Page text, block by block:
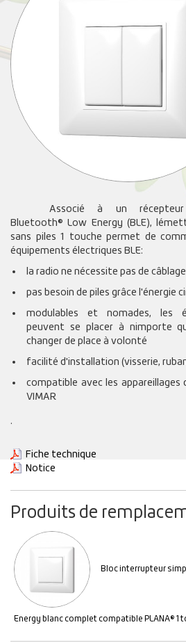
Associé à un récepteur
Bluetooth® Low Energy (BLE),
sans piles 1 touche permet de
équipements électriques BLE:
la radio ne nécessite pas de
pas besoin de piles grâce l'énergie
modulables et nomades, les
peuvent se placer à nimporte
changer de place à volonté
facilité d'installation (visserie,
compatible avec les appareillages
VIMAR
.
Fiche technique
Notice
Produits de
Bloc interrupteur
Energy blanc complet compatible PLANA® 1